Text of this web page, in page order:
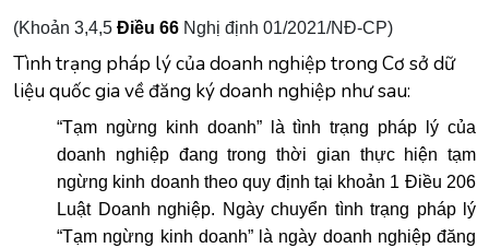
(Khoản 3,4,5 Điều 66 Nghị định 01/2021/NĐ-CP)
Tình trạng pháp lý của doanh nghiệp trong Cơ sở dữ
liệu quốc gia về đăng ký doanh nghiệp như sau:
“Tạm ngừng kinh doanh” là tình trạng pháp lý của
doanh nghiệp đang trong thời gian thực hiện tạm
ngừng kinh doanh theo quy định tại khoản 1 Điều 206
Luật Doanh nghiệp. Ngày chuyển tình trạng pháp lý
“Tạm ngừng kinh doanh” là ngày doanh nghiệp đăng